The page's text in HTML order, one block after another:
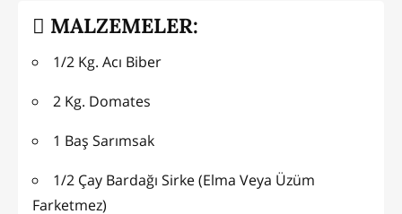
MALZEMELER:
1/2 Kg. Acı Biber
2 Kg. Domates
1 Baş Sarımsak
1/2 Çay Bardağı Sirke (Elma Veya Üzüm
Farketmez)